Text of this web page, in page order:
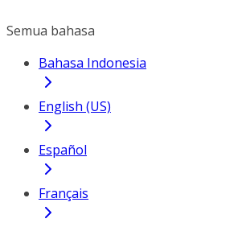
Semua bahasa
Bahasa Indonesia
English (US)
Español
Français